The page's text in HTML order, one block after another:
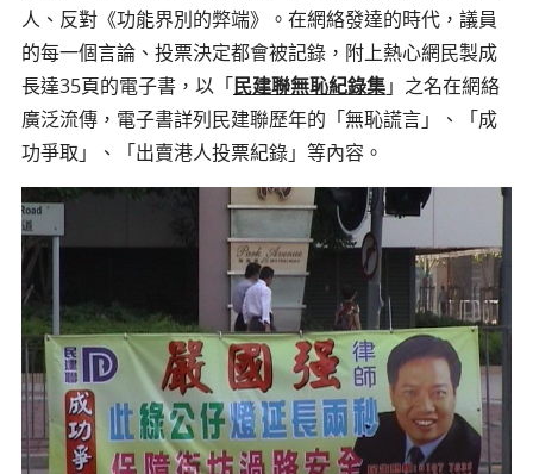
人、反對《功能界別的弊端》。在網絡發達的時代，議員
的每一個言論、投票決定都會被記錄，附上熱心網民製成
長達35頁的電子書，以「民建聯無恥紀錄集」之名在網絡
廣泛流傳，電子書詳列民建聯歷年的「無恥謊言」、「成
功爭取」、「出賣港人投票紀錄」等內容。